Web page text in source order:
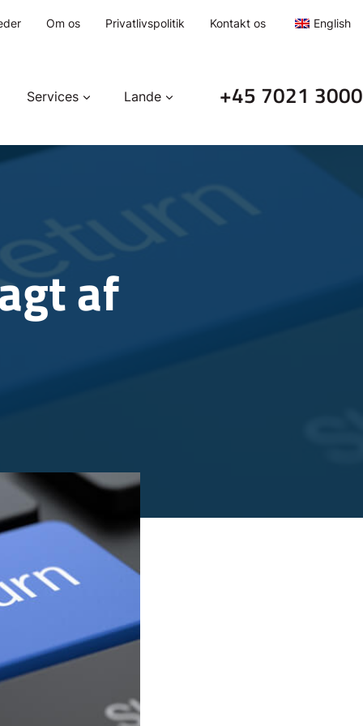
Om os Privatlivspolitik Kontakt os English
Services Lande +45 7021 3000
af